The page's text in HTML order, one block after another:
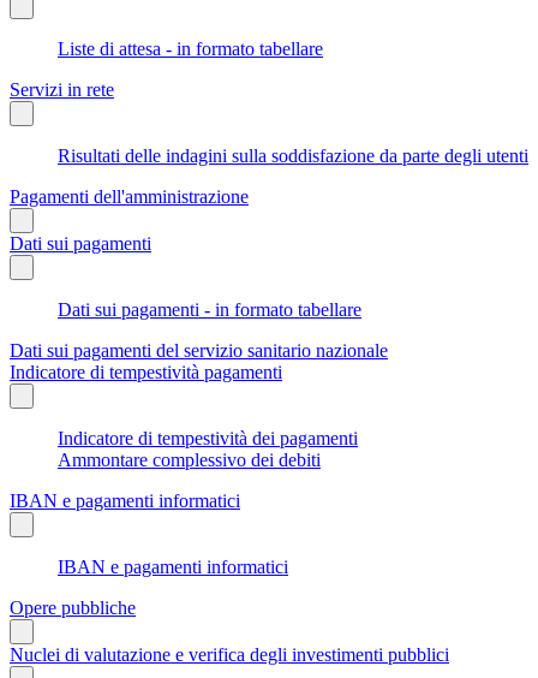
Liste di attesa - in formato tabellare
Servizi in rete
Risultati delle indagini sulla soddisfazione da parte degli utenti
Pagamenti dell'amministrazione
Dati sui pagamenti
Dati sui pagamenti - in formato tabellare
Dati sui pagamenti del servizio sanitario nazionale
Indicatore di tempestività pagamenti
Indicatore di tempestività dei pagamenti
Ammontare complessivo dei debiti
IBAN e pagamenti informatici
IBAN e pagamenti informatici
Opere pubbliche
Nuclei di valutazione e verifica degli investimenti pubblici